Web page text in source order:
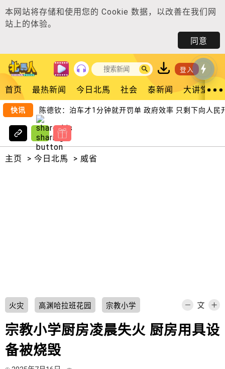
本网站将存储和使用您的 Cookie 数据，以改善在我们网
站上的体验。
同意
登入
首页 最热新闻 今日北馬 社会 泰新闻 大讲堂
快讯 陈德钦：泊车才1分钟就开罚单 政府效率 只剩下向人民开
主页 > 今日北馬 > 威省
火灾 高渊哈拉班花园 宗教小学
宗教小学厨房凌晨失火 厨房用具设
备被烧毁